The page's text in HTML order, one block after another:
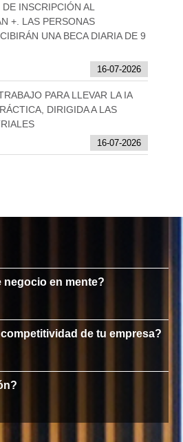
INSCRIPCIÓN AL
+. LAS PERSONAS
UNA BECA DIARIA DE 9
16-07-2026
PARA LLEVAR LA IA
DIRIGIDA A LAS
16-07-2026
negocio en mente?
de tu empresa?